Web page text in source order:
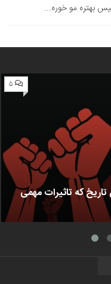
بهتره مو خوره...
۵
که تاثیرات مهمی